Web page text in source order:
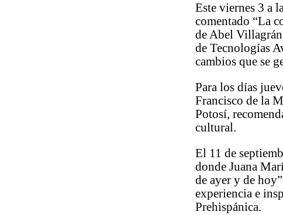
Este viernes 3 a
comentado “La
de Abel
de Tecnologías
cambios que se
Para los días
Francisco de la
Potosí,
cultural.
El 11 de
donde Juana
de ayer y de
experiencia e
Prehispánica.